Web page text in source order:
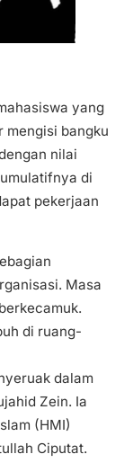
yang
mengisi bangku
nilai
di
pekerjaan
Masa
di ruang-
dalam
Zein. Ia
(HMI)
Ciputat.